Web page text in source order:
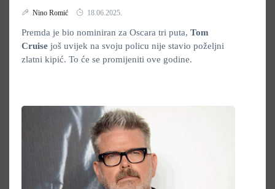
Nino Romić 18.06.2025.
Premda je bio nominiran za Oscara tri puta, Tom
Cruise još uvijek na svoju policu nije stavio poželjni
zlatni kipić. To će se promijeniti ove godine.